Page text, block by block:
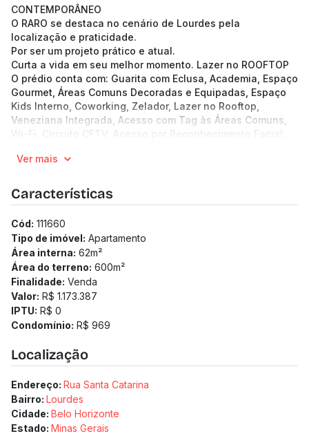
CONTEMPORÂNEO
O RARO se destaca no cenário de Lourdes pela
localização e praticidade.
Por ser um projeto prático e atual.
Curta a vida em seu melhor momento. Lazer no ROOFTOP
O prédio conta com: Guarita com Eclusa, Academia, Espaço
Gourmet, Áreas Comuns Decoradas e Equipadas, Espaço
Kids Interno, Coworking, Zelador, Lazer no Rooftop,
Veneziana Integrada, Acesso com Tag às Áreas Comuns,
Wi-Fi, Circuito CFTV, Acesso por Reconhecimento Facial,
11 andares | 4 unidades por andar
2 a 3 quartos
2 vagas
Medidor de água individualizado
Medidor de gás individualizado
Ver mais
Características
Cód: 111660
Tipo de imóvel: Apartamento
Área interna: 62m²
Área do terreno: 600m²
Finalidade: Venda
Valor: R$ 1.173.387
IPTU: R$ 0
Condomínio: R$ 969
Localização
Endereço: Rua Santa Catarina
Bairro: Lourdes
Cidade: Belo Horizonte
Estado: Minas Gerais